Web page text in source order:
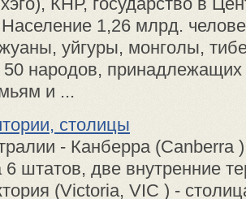
1,26 млрд.
уйгуры, монголы,
50 народов,
и ...
столицы
- Канберра (Canberra
6 штатов, две внутренние
(Victoria, VIC ) -